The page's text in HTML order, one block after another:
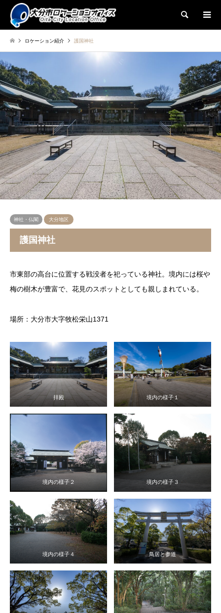
検索
ロケーション紹介 護国神社
神社・仏閣 大分地区
護国神社
市東部の高台に位置する戦没者を祀っている神社。境内には桜や
梅の樹木が豊富で、花見のスポットとしても親しまれている。
場所：大分市大字牧松栄山1371
拝殿 境内の様子１
境内の様子２ 境内の様子３
境内の様子４ 鳥居と参道